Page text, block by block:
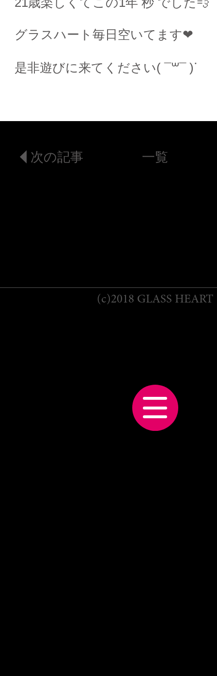
グラスハート毎日空いてます❤︎
是非遊びに来てください( ¯꒳​¯ )ᐝ
次の記事 一覧
(c)2018 GLASS HEART